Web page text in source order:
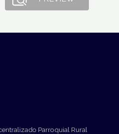
Parroquial Rural